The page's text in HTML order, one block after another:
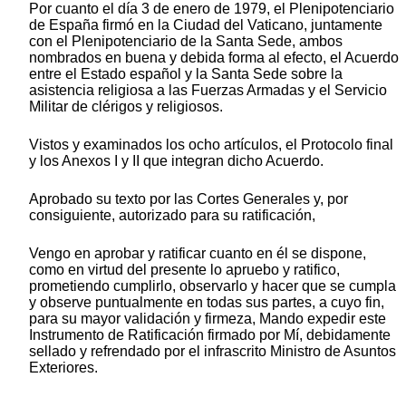
Por cuanto el día 3 de enero de 1979, el Plenipotenciario
de España firmó en la Ciudad del Vaticano, juntamente
con el Plenipotenciario de la Santa Sede, ambos
nombrados en buena y debida forma al efecto, el Acuerdo
entre el Estado español y la Santa Sede sobre la
asistencia religiosa a las Fuerzas Armadas y el Servicio
Militar de clérigos y religiosos.
Vistos y examinados los ocho artículos, el Protocolo final
y los Anexos I y II que integran dicho Acuerdo.
Aprobado su texto por las Cortes Generales y, por
consiguiente, autorizado para su ratificación,
Vengo en aprobar y ratificar cuanto en él se dispone,
como en virtud del presente lo apruebo y ratifico,
prometiendo cumplirlo, observarlo y hacer que se cumpla
y observe puntualmente en todas sus partes, a cuyo fin,
para su mayor validación y firmeza, Mando expedir este
Instrumento de Ratificación firmado por Mí, debidamente
sellado y refrendado por el infrascrito Ministro de Asuntos
Exteriores.